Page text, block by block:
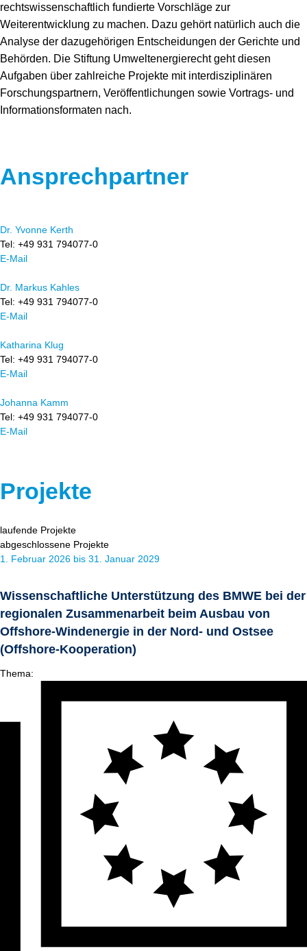
rechtswissenschaftlich fundierte Vorschläge zur
Weiterentwicklung zu machen. Dazu gehört natürlich auch die
Analyse der dazugehörigen Entscheidungen der Gerichte und
Behörden. Die Stiftung Umweltenergierecht geht diesen
Aufgaben über zahlreiche Projekte mit interdisziplinären
Forschungspartnern, Veröffentlichungen sowie Vortrags- und
Informationsformaten nach.
Ansprechpartner
Dr. Yvonne Kerth
Tel: +49 931 794077-0
E-Mail
Dr. Markus Kahles
Tel: +49 931 794077-0
E-Mail
Katharina Klug
Tel: +49 931 794077-0
E-Mail
Johanna Kamm
Tel: +49 931 794077-0
E-Mail
Projekte
laufende Projekte
abgeschlossene Projekte
1. Februar 2026 bis 31. Januar 2029
Wissenschaftliche Unterstützung des BMWE bei der
regionalen Zusammenarbeit beim Ausbau von
Offshore-Windenergie in der Nord- und Ostsee
(Offshore-Kooperation)
Thema: